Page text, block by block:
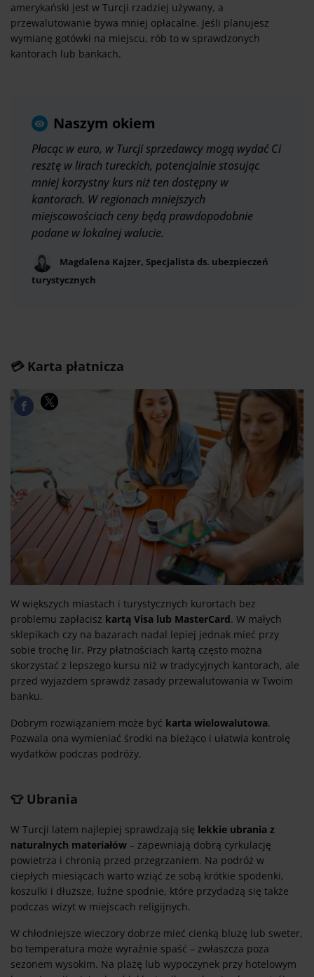
amerykański jest w Turcji rzadziej używany, a
przewalutowanie bywa mniej opłacalne. Jeśli planujesz
wymianę gotówki na miejscu, rób to w sprawdzonych
kantorach lub bankach.
Naszym okiem
Płacąc w euro, w Turcji sprzedawcy mogą wydać Ci
resztę w lirach tureckich, potencjalnie stosując
mniej korzystny kurs niż ten dostępny w
kantorach. W regionach mniejszych
miejscowościach ceny będą prawdopodobnie
podane w lokalnej walucie.
Magdalena Kajzer, Specjalista ds. ubezpieczeń
turystycznych
💳 Karta płatnicza
W większych miastach i turystycznych kurortach bez
problemu zapłacisz kartą Visa lub MasterCard. W małych
sklepikach czy na bazarach nadal lepiej jednak mieć przy
sobie trochę lir. Przy płatnościach kartą często można
skorzystać z lepszego kursu niż w tradycyjnych kantorach, ale
przed wyjazdem sprawdź zasady przewalutowania w Twoim
banku.
Dobrym rozwiązaniem może być karta wielowalutowa.
Pozwala ona wymieniać środki na bieżąco i ułatwia kontrolę
wydatków podczas podróży.
👕 Ubrania
W Turcji latem najlepiej sprawdzają się lekkie ubrania z
naturalnych materiałów – zapewniają dobrą cyrkulację
powietrza i chronią przed przegrzaniem. Na podróż w
ciepłych miesiącach warto wziąć ze sobą krótkie spodenki,
koszulki i dłuższe, luźne spodnie, które przydadzą się także
podczas wizyt w miejscach religijnych.
W chłodniejsze wieczory dobrze mieć cienką bluzę lub sweter,
bo temperatura może wyraźnie spaść – zwłaszcza poza
sezonem wysokim. Na plażę lub wypoczynek przy hotelowym